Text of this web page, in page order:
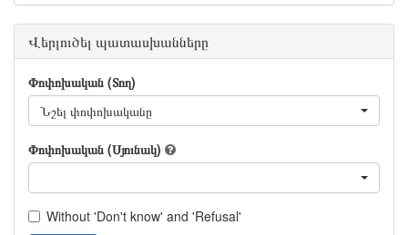
Վերլուծել պատասխանները
Փոփոխական (Տող)
Նշել փոփոխականը
Փոփոխական (Սյունակ)
Without 'Don't know' and 'Refusal'